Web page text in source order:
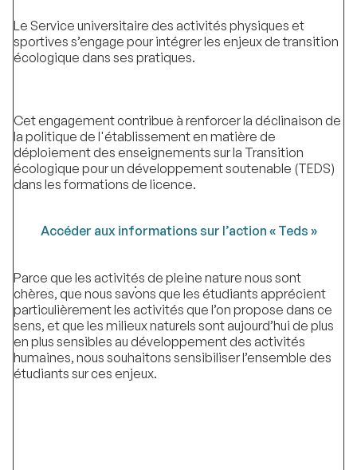
Le Service universitaire des activités physiques et
sportives s’engage pour intégrer les enjeux de transition
écologique dans ses pratiques.
Cet engagement contribue à renforcer la déclinaison de
la politique de l'établissement en matière de
déploiement des enseignements sur la Transition
écologique pour un développement soutenable (TEDS)
dans les formations de licence.
.
Accéder aux informations sur l’action « Teds »
Parce que les activités de pleine nature nous sont
chères, que nous savons que les étudiants apprécient
particulièrement les activités que l’on propose dans ce
sens, et que les milieux naturels sont aujourd’hui de plus
en plus sensibles au développement des activités
humaines, nous souhaitons sensibiliser l’ensemble des
étudiants sur ces enjeux.